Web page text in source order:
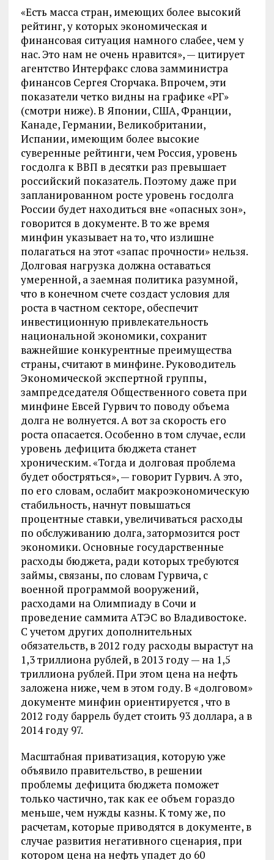
«Есть масса стран, имеющих более высокий
рейтинг, у которых экономическая и
финансовая ситуация намного слабее, чем у
нас. Это нам не очень нравится», — цитирует
агентство Интерфакс слова замминистра
финансов Сергея Сторчака. Впрочем, эти
показатели четко видны на графике «РГ»
(смотри ниже). В Японии, США, Франции,
Канаде, Германии, Великобритании,
Испании, имеющим более высокие
суверенные рейтинги, чем Россия, уровень
госдолга к ВВП в десятки раз превышает
российский показатель. Поэтому даже при
запланированном росте уровень госдолга
России будет находиться вне «опасных зон»,
говорится в документе. В то же время
минфин указывает на то, что излишне
полагаться на этот «запас прочности» нельзя.
Долговая нагрузка должна оставаться
умеренной, а заемная политика разумной,
что в конечном счете создаст условия для
роста в частном секторе, обеспечит
инвестиционную привлекательность
национальной экономики, сохранит
важнейшие конкурентные преимущества
страны, считают в минфине. Руководитель
Экономической экспертной группы,
зампредседателя Общественного совета при
минфине Евсей Гурвич то поводу объема
долга не волнуется. А вот за скорость его
роста опасается. Особенно в том случае, если
уровень дефицита бюджета станет
хроническим. «Тогда и долговая проблема
будет обостряться», — говорит Гурвич. А это,
по его словам, ослабит макроэкономическую
стабильность, начнут повышаться
процентные ставки, увеличиваться расходы
по обслуживанию долга, затормозится рост
экономики. Основные государственные
расходы бюджета, ради которых требуются
займы, связаны, по словам Гурвича, с
военной программой вооружений,
расходами на Олимпиаду в Сочи и
проведение саммита АТЭС во Владивостоке.
С учетом других дополнительных
обязательств, в 2012 году расходы вырастут на
1,3 триллиона рублей, в 2013 году — на 1,5
триллиона рублей. При этом цена на нефть
заложена ниже, чем в этом году. В «долговом»
документе минфин ориентируется , что в
2012 году баррель будет стоить 93 доллара, а в
2014 году 97.
Масштабная приватизация, которую уже
объявило правительство, в решении
проблемы дефицита бюджета поможет
только частично, так как ее объем гораздо
меньше, чем нужды казны. К тому же, по
расчетам, которые приводятся в документе, в
случае развития негативного сценария, при
котором цена на нефть упадет до 60